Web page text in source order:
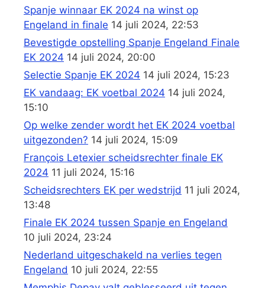
Spanje winnaar EK 2024 na winst op
Engeland in finale 14 juli 2024, 22:53
Bevestigde opstelling Spanje Engeland Finale
EK 2024 14 juli 2024, 20:00
Selectie Spanje EK 2024 14 juli 2024, 15:23
EK vandaag: EK voetbal 2024 14 juli 2024,
15:10
Op welke zender wordt het EK 2024 voetbal
uitgezonden? 14 juli 2024, 15:09
François Letexier scheidsrechter finale EK
2024 11 juli 2024, 15:16
Scheidsrechters EK per wedstrijd 11 juli 2024,
13:48
Finale EK 2024 tussen Spanje en Engeland
10 juli 2024, 23:24
Nederland uitgeschakeld na verlies tegen
Engeland 10 juli 2024, 22:55